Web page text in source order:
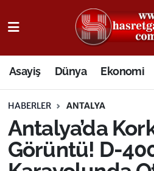
Asayiş Dünya Ekonomi
HABERLER ANTALYA
Antalya’da
Görüntü! D-
Osmaniye Nöbetçi
Osmaniye Hava Durumu
Osmaniye Trafik
Süper Lig Puan Durumu